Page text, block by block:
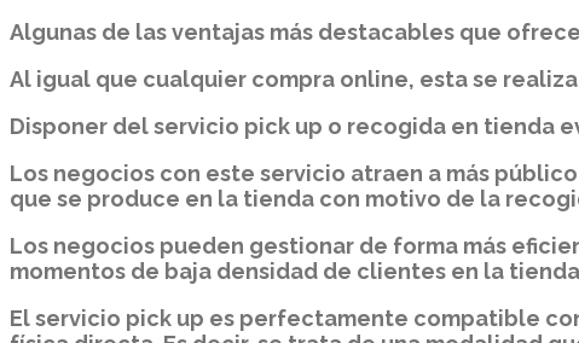
Algunas de las ventajas más destacables que
Al igual que cualquier compra online, esta se
Disponer del servicio pick up o recogida en tienda
Los negocios con este servicio atraen a más
que se produce en la tienda con motivo de la
Los negocios pueden gestionar de forma más
momentos de baja densidad de clientes en la
El servicio pick up es perfectamente compatible